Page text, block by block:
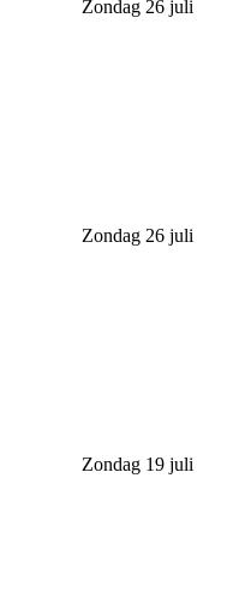
Zondag 26 juli
Zondag 26 juli
Zondag 19 juli